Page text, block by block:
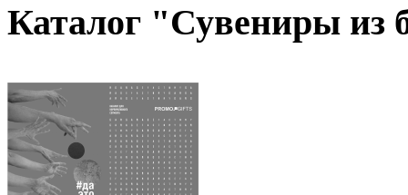
Каталог "Сувениры из